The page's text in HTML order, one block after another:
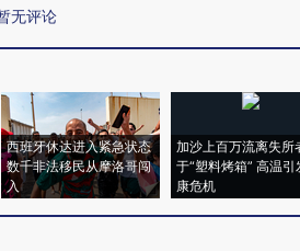
无评论
西班牙休达进入紧急状态
数千非法移民从摩洛哥闯
入
加沙上百万流离失所
于“塑料烤箱” 高温引
康危机